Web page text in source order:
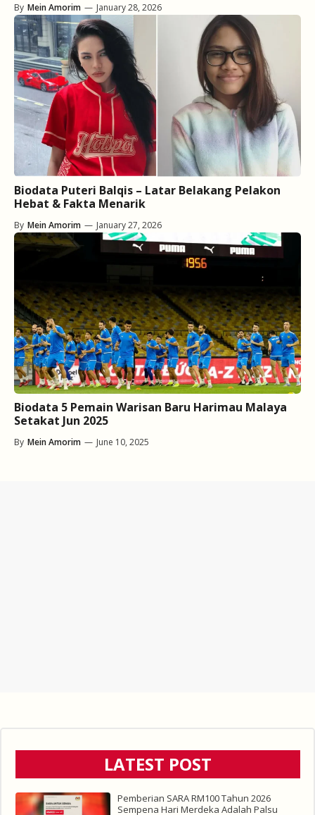
By Mein Amorim — January 28, 2026
Biodata Puteri Balqis – Latar Belakang Pelakon
Hebat & Fakta Menarik
By Mein Amorim — January 27, 2026
Biodata 5 Pemain Warisan Baru Harimau Malaya
Setakat Jun 2025
By Mein Amorim — June 10, 2025
LATEST POST
Pemberian SARA RM100 Tahun 2026
Sempena Hari Merdeka Adalah Palsu